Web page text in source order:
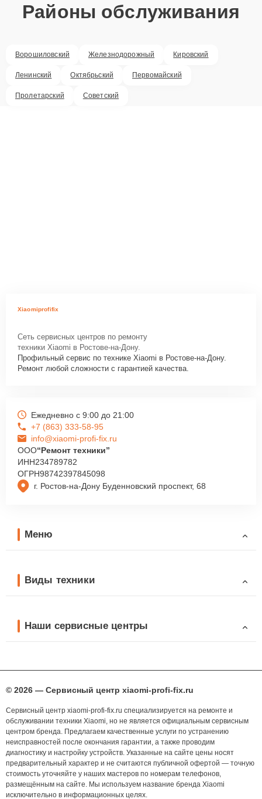
Районы обслуживания
Ворошиловский Железнодорожный Кировский
Ленинский Октябрьский Первомайский
Пролетарский Советский
Xiaomiprofifix
Сеть сервисных центров по ремонту
техники Xiaomi в Ростове-на-Дону.
Профильный сервис по технике Xiaomi в Ростове-на-Дону.
Ремонт любой сложности с гарантией качества.
г. Ростов-на-Дону Буденновский проспект, 68
Ежедневно с 9:00 до 21:00
+7 (863) 333-58-95
info@xiaomi-profi-fix.ru
ООО“Ремонт техники”
ИНН234789782
ОГРН98742397845098
Меню
Виды техники
Наши сервисные центры
© 2026 — Сервисный центр xiaomi-profi-fix.ru
Сервисный центр xiaomi-profi-fix.ru специализируется на ремонте и
обслуживании техники Xiaomi, но не является официальным сервисным
центром бренда. Предлагаем качественные услуги по устранению
неисправностей после окончания гарантии, а также проводим
диагностику и настройку устройств. Указанные на сайте цены носят
предварительный характер и не считаются публичной офертой — точную
стоимость уточняйте у наших мастеров по номерам телефонов,
размещённым на сайте. Мы используем название бренда Xiaomi
исключительно в информационных целях.